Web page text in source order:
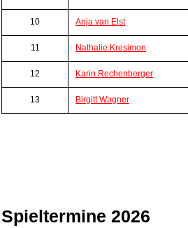
10 Anja van Elst
11 Nathalie Kresimon
12 Karin Rechenberger
13 Birgitt Wagner
Spieltermine 2026